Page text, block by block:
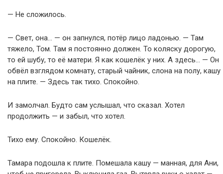
— Не сложилось.
— Свет, она… — он запнулся, потёр лицо ладонью. — Там
тяжело, Том. Там я постоянно должен. То коляску дорогую,
то ей шубу, то её матери. Я как кошелёк у них. А здесь… — Он
обвёл взглядом комнату, старый чайник, слона на полу, кашу
на плите. — Здесь так тихо. Спокойно.
И замолчал. Будто сам услышал, что сказал. Хотел
продолжить — и забыл, что хотел.
Тихо ему. Спокойно. Кошелёк.
Тамара подошла к плите. Помешала кашу — манная, для Ани,